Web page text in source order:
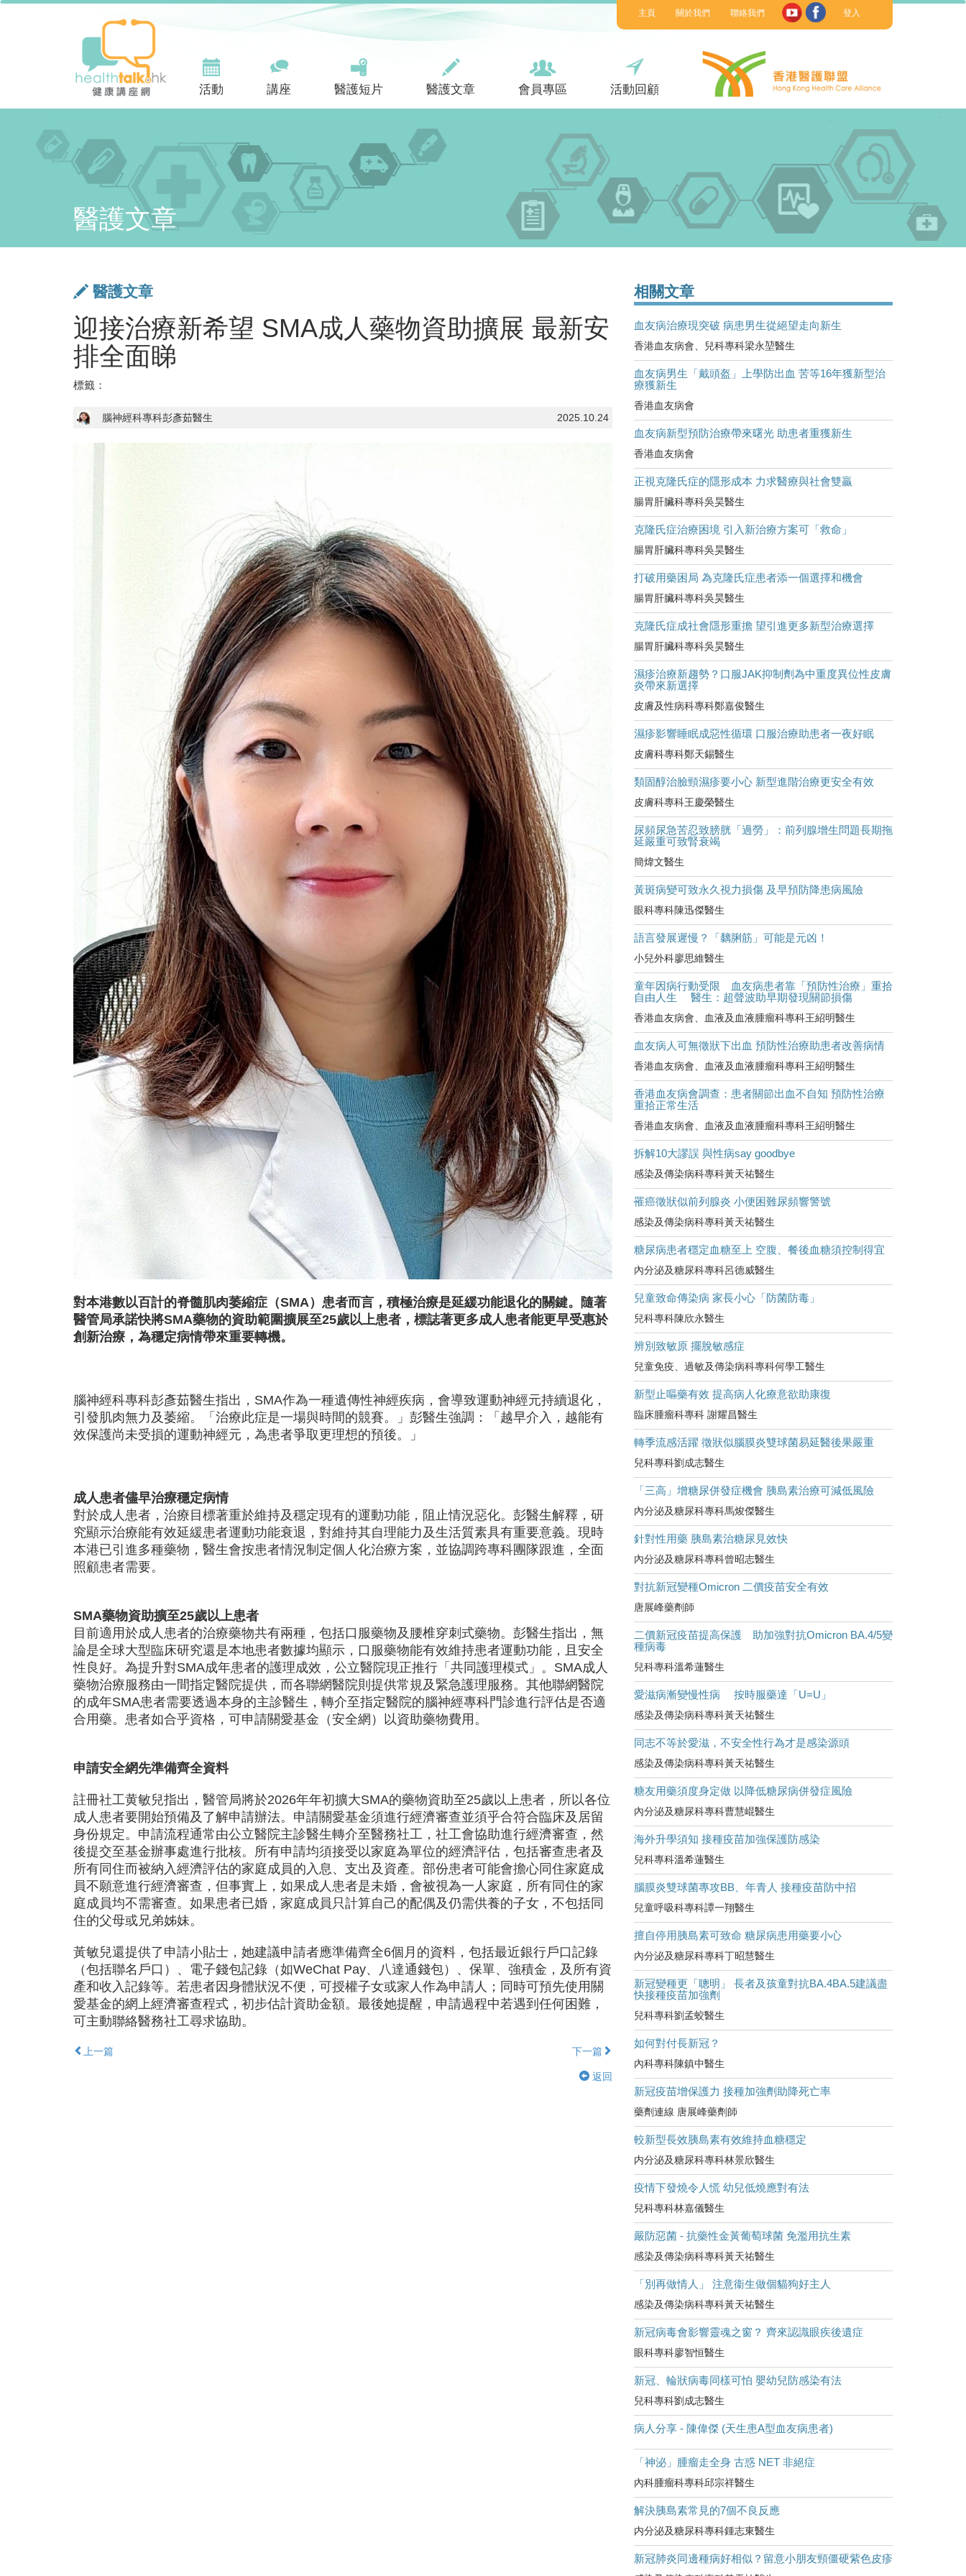
活動 講座 醫護短片 醫護文章 會員專區 活動回顧
主頁 關於我們 聯絡我們 登入
醫護文章
醫護文章
迎接治療新希望 SMA成人藥物資助擴展 最新安
排全面睇
標籤：
2025.10.24
腦神經科專科彭彥茹醫生
對本港數以百計的脊髓肌肉萎縮症（SMA）患者而言，積極治療是延緩功能退化的關鍵。隨著
醫管局承諾快將SMA藥物的資助範圍擴展至25歲以上患者，標誌著更多成人患者能更早受惠於
創新治療，為穩定病情帶來重要轉機。
腦神經科專科彭彥茹醫生指出，SMA作為一種遺傳性神經疾病，會導致運動神經元持續退化，
引發肌肉無力及萎縮。「治療此症是一場與時間的競賽。」彭醫生強調：「越早介入，越能有
效保護尚未受損的運動神經元，為患者爭取更理想的預後。」
成人患者儘早治療穩定病情
對於成人患者，治療目標著重於維持及穩定現有的運動功能，阻止情況惡化。彭醫生解釋，研
究顯示治療能有效延緩患者運動功能衰退，對維持其自理能力及生活質素具有重要意義。現時
本港已引進多種藥物，醫生會按患者情況制定個人化治療方案，並協調跨專科團隊跟進，全面
照顧患者需要。
SMA藥物資助擴至25歲以上患者
目前適用於成人患者的治療藥物共有兩種，包括口服藥物及腰椎穿刺式藥物。彭醫生指出，無
論是全球大型臨床研究還是本地患者數據均顯示，口服藥物能有效維持患者運動功能，且安全
性良好。為提升對SMA成年患者的護理成效，公立醫院現正推行「共同護理模式」。SMA成人
藥物治療服務由一間指定醫院提供，而各聯網醫院則提供常規及緊急護理服務。其他聯網醫院
的成年SMA患者需要透過本身的主診醫生，轉介至指定醫院的腦神經專科門診進行評估是否適
合用藥。患者如合乎資格，可申請關愛基金（安全網）以資助藥物費用。
申請安全網先準備齊全資料
註冊社工黄敏兒指出，醫管局將於2026年年初擴大SMA的藥物資助至25歲以上患者，所以各位
成人患者要開始預備及了解申請辦法。申請關愛基金須進行經濟審查並須乎合符合臨床及居留
身份規定。申請流程通常由公立醫院主診醫生轉介至醫務社工，社工會協助進行經濟審查，然
後提交至基金辦事處進行批核。所有申請均須接受以家庭為單位的經濟評估，包括審查患者及
所有同住而被納入經濟評估的家庭成員的入息、支出及資產。部份患者可能會擔心同住家庭成
員不願意進行經濟審查，但事實上，如果成人患者是未婚，會被視為一人家庭，所有同住的家
庭成員均不需審查。如果患者已婚，家庭成員只計算自己的配偶及仍需供養的子女，不包括同
住的父母或兄弟姊妹。
黃敏兒還提供了申請小貼士，她建議申請者應準備齊全6個月的資料，包括最近銀行戶口記錄
（包括聯名戶口）、電子錢包記錄（如WeChat Pay、八達通錢包）、保單、強積金，及所有資
產和收入記錄等。若患者因身體狀況不便，可授權子女或家人作為申請人；同時可預先使用關
愛基金的網上經濟審查程式，初步估計資助金額。最後她提醒，申請過程中若遇到任何困難，
可主動聯絡醫務社工尋求協助。
上一篇 下一篇
返回
相關文章
血友病治療現突破 病患男生從絕望走向新生
香港血友病會、兒科專科梁永堃醫生
血友病男生「戴頭盔」上學防出血 苦等16年獲新型治
療獲新生
香港血友病會
血友病新型預防治療帶來曙光 助患者重獲新生
香港血友病會
正視克隆氏症的隱形成本 力求醫療與社會雙贏
腸胃肝臟科專科吳昊醫生
克隆氏症治療困境 引入新治療方案可「救命」
腸胃肝臟科專科吳昊醫生
打破用藥困局 為克隆氏症患者添一個選擇和機會
腸胃肝臟科專科吳昊醫生
克隆氏症成社會隱形重擔 望引進更多新型治療選擇
腸胃肝臟科專科吳昊醫生
濕疹治療新趨勢？口服JAK抑制劑為中重度異位性皮膚
炎帶來新選擇
皮膚及性病科專科鄭嘉俊醫生
濕疹影響睡眠成惡性循環 口服治療助患者一夜好眠
皮膚科專科鄭天錫醫生
類固醇治臉頸濕疹要小心 新型進階治療更安全有效
皮膚科專科王慶榮醫生
尿頻尿急苦忍致膀胱「過勞」：前列腺增生問題長期拖
延嚴重可致腎衰竭
簡煒文醫生
黃斑病變可致永久視力損傷 及早預防降患病風險
眼科專科陳迅傑醫生
語言發展遲慢？「黐脷筋」可能是元凶！
小兒外科廖思維醫生
童年因病行動受限 血友病患者靠「預防性治療」重拾
自由人生 醫生：超聲波助早期發現關節損傷
香港血友病會、血液及血液腫瘤科專科王紹明醫生
血友病人可無徵狀下出血 預防性治療助患者改善病情
香港血友病會、血液及血液腫瘤科專科王紹明醫生
香港血友病會調查：患者關節出血不自知 預防性治療
重拾正常生活
香港血友病會、血液及血液腫瘤科專科王紹明醫生
拆解10大謬誤 與性病say goodbye
感染及傳染病科專科黃天祐醫生
罹癌徵狀似前列腺炎 小便困難尿頻響警號
感染及傳染病科專科黃天祐醫生
糖尿病患者穩定血糖至上 空腹、餐後血糖須控制得宜
內分泌及糖尿科專科呂德威醫生
兒童致命傳染病 家長小心「防菌防毒」
兒科專科陳欣永醫生
辨別致敏原 擺脫敏感症
兒童免疫、過敏及傳染病科專科何學工醫生
新型止嘔藥有效 提高病人化療意欲助康復
臨床腫瘤科專科 謝耀昌醫生
轉季流感活躍 徵狀似腦膜炎雙球菌易延醫後果嚴重
兒科專科劉成志醫生
「三高」增糖尿併發症機會 胰島素治療可減低風險
內分泌及糖尿科專科馬焌傑醫生
針對性用藥 胰島素治糖尿見效快
內分泌及糖尿科專科曾昭志醫生
對抗新冠變種Omicron 二價疫苗安全有效
唐展峰藥劑師
二價新冠疫苗提高保護 助加強對抗Omicron BA.4/5變
種病毒
兒科專科溫希蓮醫生
愛滋病漸變慢性病 按時服藥達「U=U」
感染及傳染病科專科黃天祐醫生
同志不等於愛滋，不安全性行為才是感染源頭
感染及傳染病科專科黃天祐醫生
糖友用藥須度身定做 以降低糖尿病併發症風險
內分泌及糖尿科專科曹慧崐醫生
海外升學須知 接種疫苗加強保護防感染
兒科專科溫希蓮醫生
腦膜炎雙球菌專攻BB、年青人 接種疫苗防中招
兒童呼吸科專科譚一翔醫生
擅自停用胰島素可致命 糖尿病患用藥要小心
內分泌及糖尿科專科丁昭慧醫生
新冠變種更「聰明」 長者及孩童對抗BA.4BA.5建議盡
快接種疫苗加強劑
兒科專科劉孟蛟醫生
如何對付長新冠？
內科專科陳鎮中醫生
新冠疫苗增保護力 接種加強劑助降死亡率
藥劑連線 唐展峰藥劑師
較新型長效胰島素有效維持血糖穩定
内分泌及糖尿科專科林景欣醫生
疫情下發燒令人慌 幼兒低燒應對有法
兒科專科林嘉儀醫生
嚴防惡菌 - 抗藥性金黃葡萄球菌 免濫用抗生素
感染及傳染病科專科黃天祐醫生
「別再做情人」 注意衞生做個貓狗好主人
感染及傳染病科專科黃天祐醫生
新冠病毒會影響靈魂之窗？ 齊來認識眼疾後遺症
眼科專科廖智恒醫生
新冠、輪狀病毒同樣可怕 嬰幼兒防感染有法
兒科專科劉成志醫生
病人分享 - 陳偉傑 (天生患A型血友病患者)
「神泌」腫瘤走全身 古惑 NET 非絕症
內科腫瘤科專科邱宗祥醫生
解決胰島素常見的7個不良反應
内分泌及糖尿科專科鍾志東醫生
新冠肺炎同邊種病好相似？留意小朋友頸僵硬紫色皮疹